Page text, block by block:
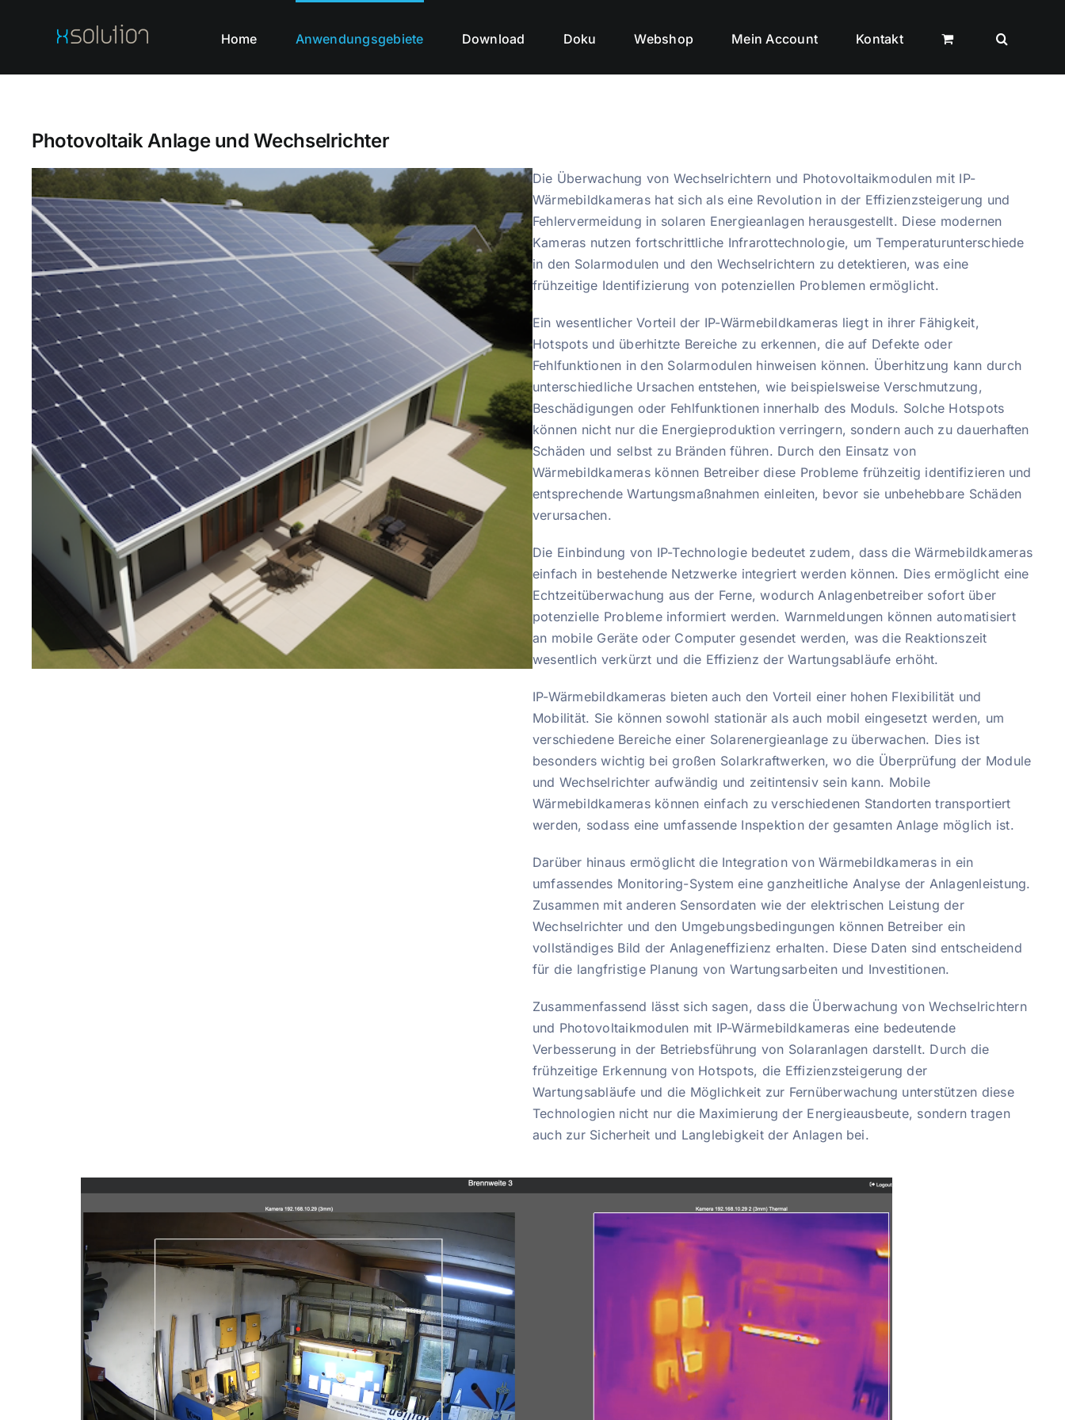
Home Anwendungsgebiete Download Doku Webshop Mein Account Kontakt
Photovoltaik Anlage und Wechselrichter
Die Überwachung von Wechselrichtern und Photovoltaikmodulen mit IP-
Wärmebildkameras hat sich als eine Revolution in der Effizienzsteigerung und
Fehlervermeidung in solaren Energieanlagen herausgestellt. Diese modernen
Kameras nutzen fortschrittliche Infrarottechnologie, um Temperaturunterschiede
in den Solarmodulen und den Wechselrichtern zu detektieren, was eine
frühzeitige Identifizierung von potenziellen Problemen ermöglicht.
Ein wesentlicher Vorteil der IP-Wärmebildkameras liegt in ihrer Fähigkeit,
Hotspots und überhitzte Bereiche zu erkennen, die auf Defekte oder
Fehlfunktionen in den Solarmodulen hinweisen können. Überhitzung kann durch
unterschiedliche Ursachen entstehen, wie beispielsweise Verschmutzung,
Beschädigungen oder Fehlfunktionen innerhalb des Moduls. Solche Hotspots
können nicht nur die Energieproduktion verringern, sondern auch zu dauerhaften
Schäden und selbst zu Bränden führen. Durch den Einsatz von
Wärmebildkameras können Betreiber diese Probleme frühzeitig identifizieren und
entsprechende Wartungsmaßnahmen einleiten, bevor sie unbehebbare Schäden
verursachen.
Die Einbindung von IP-Technologie bedeutet zudem, dass die Wärmebildkameras
einfach in bestehende Netzwerke integriert werden können. Dies ermöglicht eine
Echtzeitüberwachung aus der Ferne, wodurch Anlagenbetreiber sofort über
potenzielle Probleme informiert werden. Warnmeldungen können automatisiert
an mobile Geräte oder Computer gesendet werden, was die Reaktionszeit
wesentlich verkürzt und die Effizienz der Wartungsabläufe erhöht.
IP-Wärmebildkameras bieten auch den Vorteil einer hohen Flexibilität und
Mobilität. Sie können sowohl stationär als auch mobil eingesetzt werden, um
verschiedene Bereiche einer Solarenergieanlage zu überwachen. Dies ist
besonders wichtig bei großen Solarkraftwerken, wo die Überprüfung der Module
und Wechselrichter aufwändig und zeitintensiv sein kann. Mobile
Wärmebildkameras können einfach zu verschiedenen Standorten transportiert
werden, sodass eine umfassende Inspektion der gesamten Anlage möglich ist.
Darüber hinaus ermöglicht die Integration von Wärmebildkameras in ein
umfassendes Monitoring-System eine ganzheitliche Analyse der Anlagenleistung.
Zusammen mit anderen Sensordaten wie der elektrischen Leistung der
Wechselrichter und den Umgebungsbedingungen können Betreiber ein
vollständiges Bild der Anlageneffizienz erhalten. Diese Daten sind entscheidend
für die langfristige Planung von Wartungsarbeiten und Investitionen.
Zusammenfassend lässt sich sagen, dass die Überwachung von Wechselrichtern
und Photovoltaikmodulen mit IP-Wärmebildkameras eine bedeutende
Verbesserung in der Betriebsführung von Solaranlagen darstellt. Durch die
frühzeitige Erkennung von Hotspots, die Effizienzsteigerung der
Wartungsabläufe und die Möglichkeit zur Fernüberwachung unterstützen diese
Technologien nicht nur die Maximierung der Energieausbeute, sondern tragen
auch zur Sicherheit und Langlebigkeit der Anlagen bei.